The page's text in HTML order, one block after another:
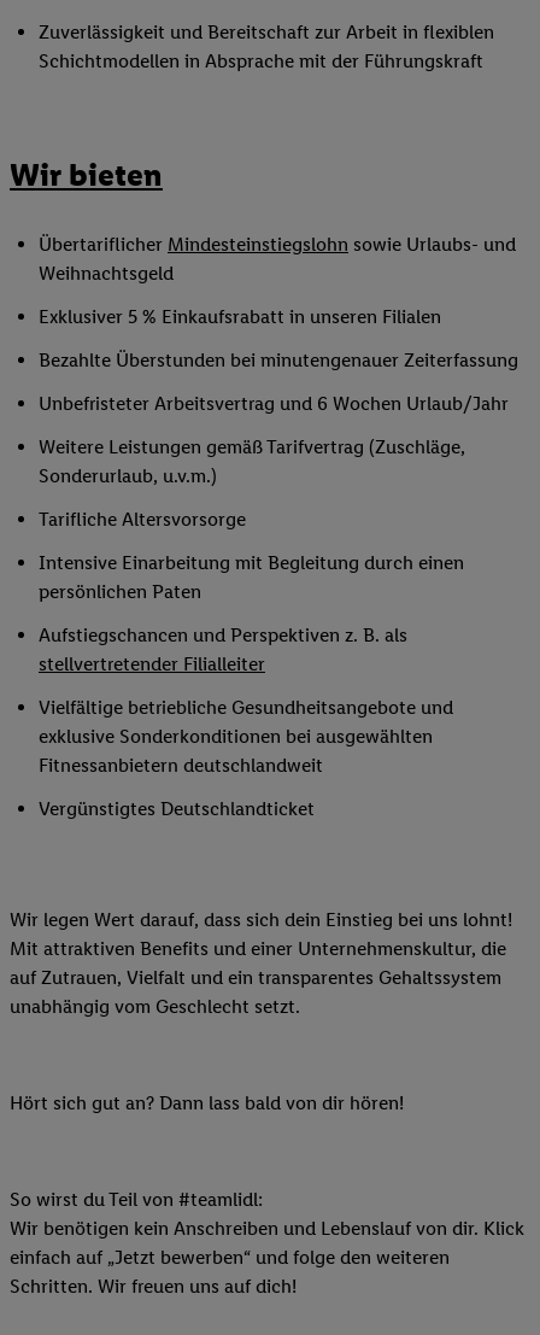
Zuverlässigkeit und Bereitschaft zur Arbeit in flexiblen
Schichtmodellen in Absprache mit der Führungskraft
Wir bieten
Übertariflicher Mindesteinstiegslohn sowie Urlaubs- und
Weihnachtsgeld
Exklusiver 5 % Einkaufsrabatt in unseren Filialen
Bezahlte Überstunden bei minutengenauer Zeiterfassung
Unbefristeter Arbeitsvertrag und 6 Wochen Urlaub/Jahr
Weitere Leistungen gemäß Tarifvertrag (Zuschläge,
Sonderurlaub, u.v.m.)
Tarifliche Altersvorsorge
Intensive Einarbeitung mit Begleitung durch einen
persönlichen Paten
Aufstiegschancen und Perspektiven z. B. als
stellvertretender Filialleiter
Vielfältige betriebliche Gesundheitsangebote und
exklusive Sonderkonditionen bei ausgewählten
Fitnessanbietern deutschlandweit
Vergünstigtes Deutschlandticket
Wir legen Wert darauf, dass sich dein Einstieg bei uns lohnt!
Mit attraktiven Benefits und einer Unternehmenskultur, die
auf Zutrauen, Vielfalt und ein transparentes Gehaltssystem
unabhängig vom Geschlecht setzt.
Hört sich gut an? Dann lass bald von dir hören!
So wirst du Teil von #teamlidl:
Wir benötigen kein Anschreiben und Lebenslauf von dir. Klick
einfach auf „Jetzt bewerben“ und folge den weiteren
Schritten. Wir freuen uns auf dich!